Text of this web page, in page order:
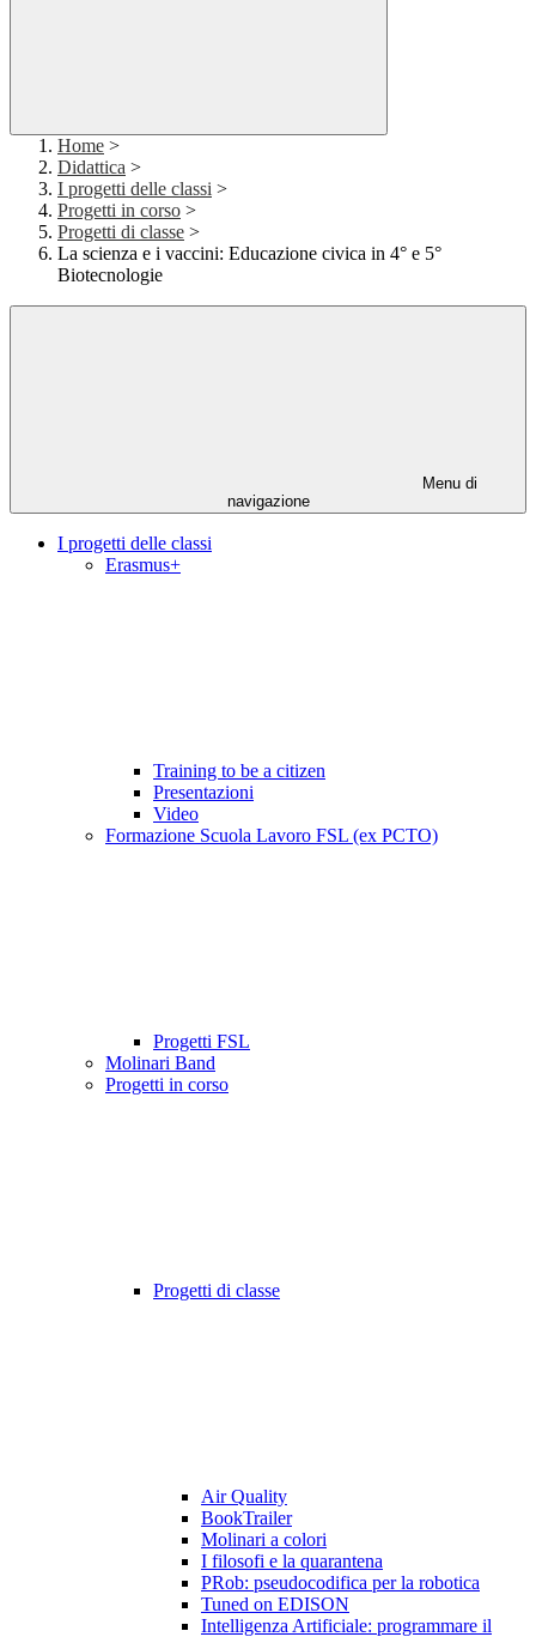
Home >
Didattica >
I progetti delle classi >
Progetti in corso >
Progetti di classe >
La scienza e i vaccini: Educazione civica in 4° e 5°
Biotecnologie
Menu di
navigazione
I progetti delle classi
Erasmus+
Training to be a citizen
Presentazioni
Video
Formazione Scuola Lavoro FSL (ex PCTO)
Progetti FSL
Molinari Band
Progetti in corso
Progetti di classe
Air Quality
BookTrailer
Molinari a colori
I filosofi e la quarantena
PRob: pseudocodifica per la robotica
Tuned on EDISON
Intelligenza Artificiale: programmare il